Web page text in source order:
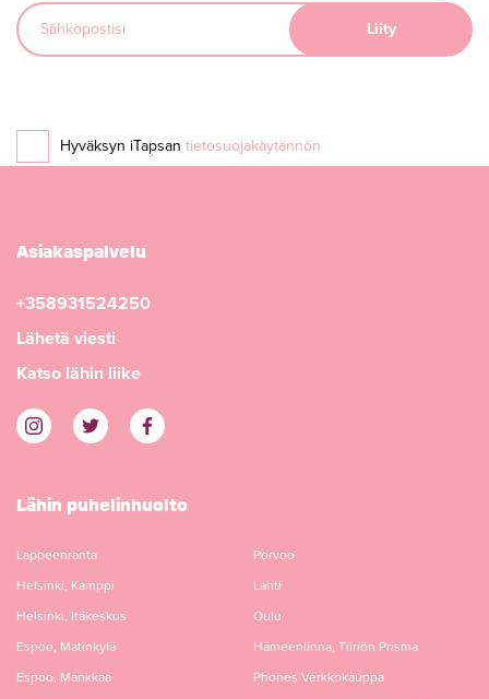
Hyväksyn iTapsan tietosuojakäytännön
Asiakaspalvelu
+358931524250
Lähetä viesti
Katso lähin liike
Lähin puhelinhuolto
Lappeenranta
Helsinki, Kamppi
Helsinki, Itäkeskus
Espoo, Matinkylä
Espoo, Mankkaa
Porvoo
Lahti
Oulu
Hämeenlinna, Tiiriön Prisma
Phones Verkkokauppa